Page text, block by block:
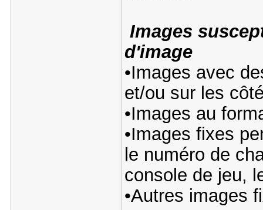
Images
d'image
•Images avec
et/ou sur les
•Images au
•Images fixes
le numéro de
console de jeu,
•Autres images